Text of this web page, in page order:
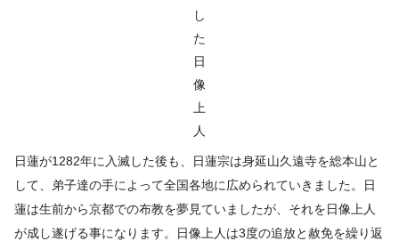
し
た
日
像
上
人
日蓮が1282年に入滅した後も、日蓮宗は身延山久遠寺を総本山と
して、弟子達の手によって全国各地に広められていきました。日
蓮は生前から京都での布教を夢見ていましたが、それを日像上人
が成し遂げる事になります。日像上人は3度の追放と赦免を繰り返